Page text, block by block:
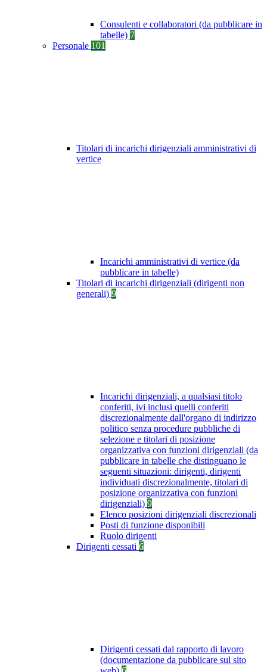
Consulenti e collaboratori (da pubblicare in
tabelle) 7
Personale 101
Titolari di incarichi dirigenziali amministrativi di
vertice
Incarichi amministrativi di vertice (da
pubblicare in tabelle)
Titolari di incarichi dirigenziali (dirigenti non
generali) 9
Incarichi dirigenziali, a qualsiasi titolo
conferiti, ivi inclusi quelli conferiti
discrezionalmente dall'organo di indirizzo
politico senza procedure pubbliche di
selezione e titolari di posizione
organizzativa con funzioni dirigenziali (da
pubblicare in tabelle che distinguano le
seguenti situazioni: dirigenti, dirigenti
individuati discrezionalmente, titolari di
posizione organizzativa con funzioni
dirigenziali) 9
Elenco posizioni dirigenziali discrezionali
Posti di funzione disponibili
Ruolo dirigenti
Dirigenti cessati 6
Dirigenti cessati dal rapporto di lavoro
(documentazione da pubblicare sul sito